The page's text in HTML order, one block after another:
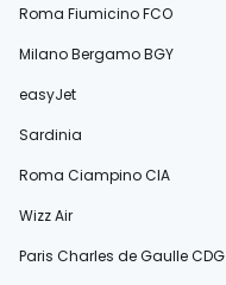
Roma Fiumicino FCO
Milano Bergamo BGY
easyJet
Sardinia
Roma Ciampino CIA
Wizz Air
Paris Charles de Gaulle CDG